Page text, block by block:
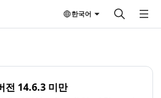
한국어
전 14.6.3 미만